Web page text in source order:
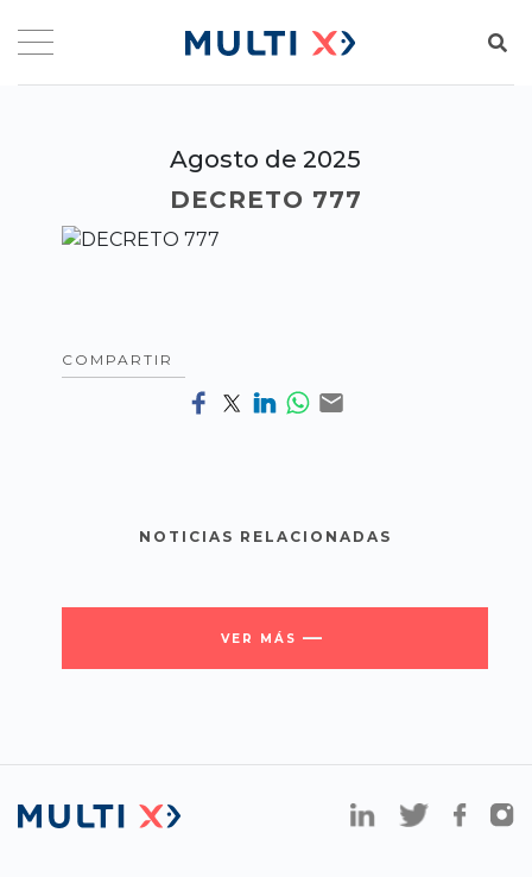
Agosto de 2025
DECRETO 777
COMPARTIR
NOTICIAS RELACIONADAS
VER MÁS